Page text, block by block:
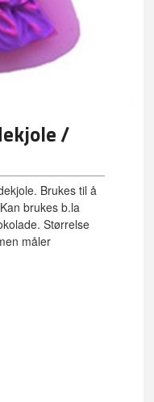
/
Brukes til å
brukes b.la
Størrelse
måler